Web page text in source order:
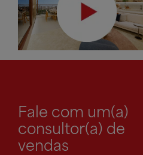
Fale com um(a)
consultor(a) de
vendas